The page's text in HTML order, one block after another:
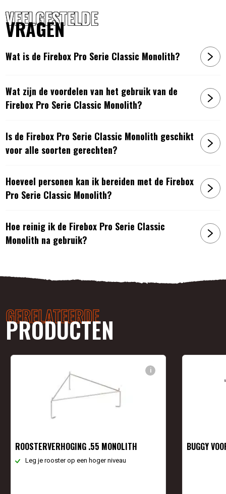
VEELGESTELDE
VRAGEN
Wat is de Firebox Pro Serie Classic Monolith?
Wat zijn de voordelen van het gebruik van de
Firebox Pro Serie Classic Monolith?
Is de Firebox Pro Serie Classic Monolith geschikt
voor alle soorten gerechten?
Hoeveel personen kan ik bereiden met de Firebox
Pro Serie Classic Monolith?
Hoe reinig ik de Firebox Pro Serie Classic
Monolith na gebruik?
GERELATEERDE
PRODUCTEN
i
ROOSTERVERHOGING .55 MONOLITH
Leg je rooster op een hoger niveau
BUGGY